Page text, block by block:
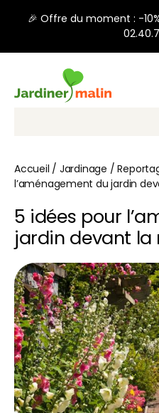
🎉 Offre du moment : -
Recherche, ex:
Accueil / Jardinage /
l’aménagement du jardin
5 idées pour
jardin devant la